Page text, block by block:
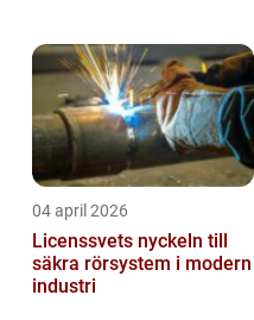
04 april 2026
Licenssvets nyckeln till
säkra rörsystem i modern
industri